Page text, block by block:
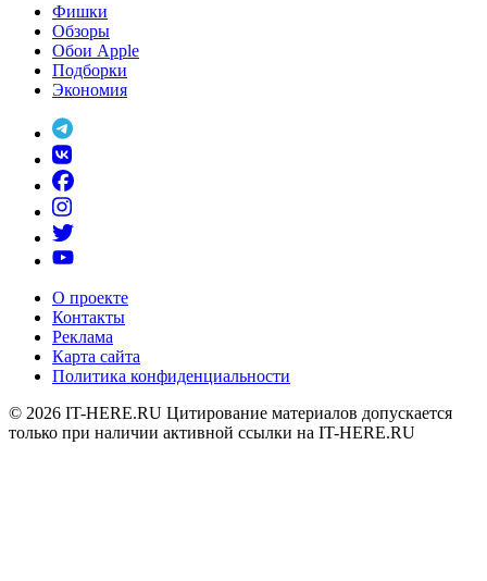
Фишки
Обзоры
Обои Apple
Подборки
Экономия
О проекте
Контакты
Реклама
Карта сайта
Политика конфиденциальности
© 2026 IT-HERE.RU Цитирование материалов допускается
только при наличии активной ссылки на IT-HERE.RU